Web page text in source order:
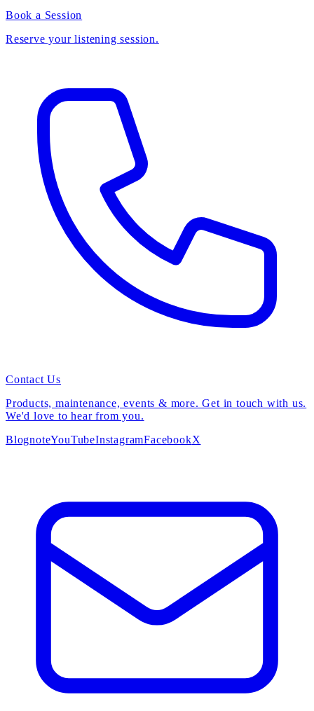
Book a Session
Reserve your listening session.
Contact Us
Products, maintenance, events & more. Get in touch with us.
We'd love to hear from you.
BlognoteYouTubeInstagramFacebookX